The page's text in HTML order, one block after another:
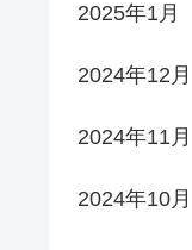
2025年1月
2024年12月
2024年11月
2024年10月